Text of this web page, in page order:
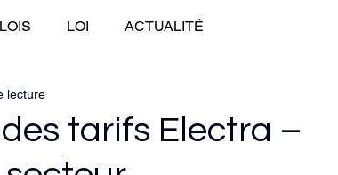
LOI ACTUALITÉ
tarifs Electra –
lecture